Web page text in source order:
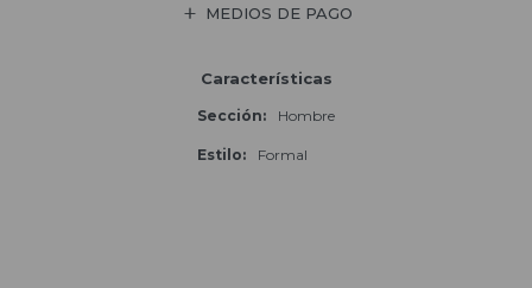
MEDIOS DE PAGO
Características
Sección Hombre
Estilo Formal